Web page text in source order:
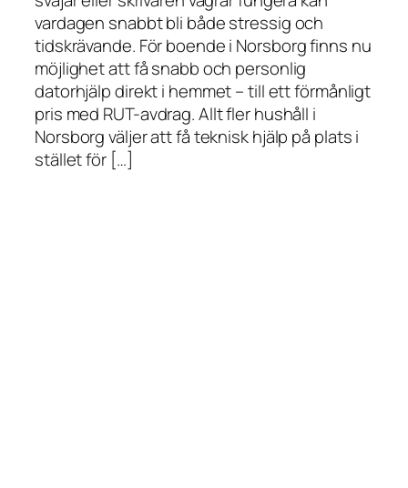
vardagen snabbt bli både stressig och
tidskrävande. För boende i Norsborg finns nu
möjlighet att få snabb och personlig
datorhjälp direkt i hemmet – till ett förmånligt
pris med RUT-avdrag. Allt fler hushåll i
Norsborg väljer att få teknisk hjälp på plats i
stället för […]